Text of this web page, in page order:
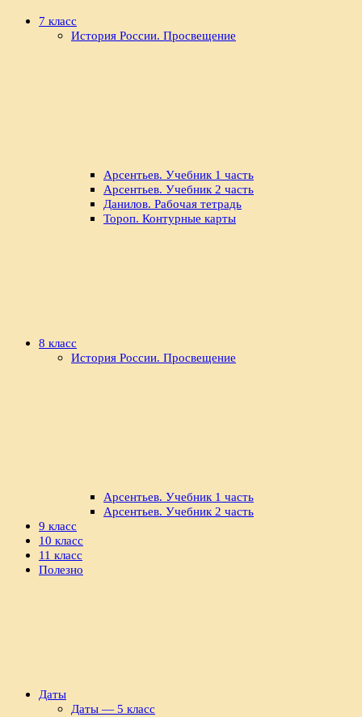
7 класс
История России. Просвещение
Арсентьев. Учебник 1 часть
Арсентьев. Учебник 2 часть
Данилов. Рабочая тетрадь
Тороп. Контурные карты
8 класс
История России. Просвещение
Арсентьев. Учебник 1 часть
Арсентьев. Учебник 2 часть
9 класс
10 класс
11 класс
Полезно
Даты
Даты — 5 класс